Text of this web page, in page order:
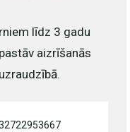
līdz 3 gadu
aizrīšanās